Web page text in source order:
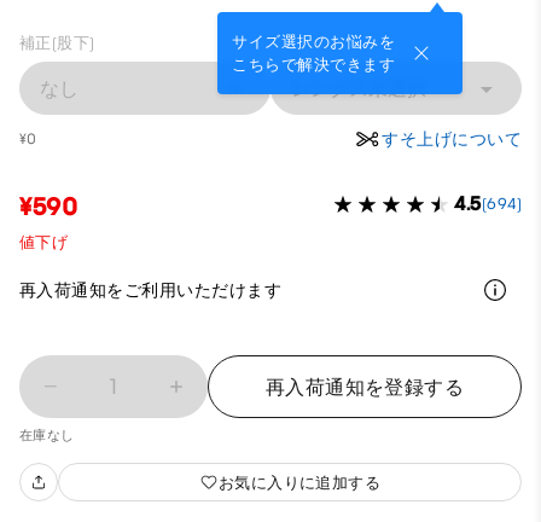
サイズ選択のお悩みを
こちらで解決できます
補正(股下)
なし レングス未選択
¥0 すそ上げについて
¥590 4.5(694)
値下げ
再入荷通知をご利用いただけます
1 再入荷通知を登録する
在庫なし
お気に入りに追加する